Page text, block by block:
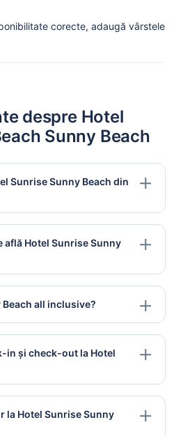
corecte, adaugă vârstele
despre Hotel
Sunny Beach
Sunrise Sunny Beach din
află Hotel Sunrise Sunny
all inclusive?
in și check-out la Hotel
la Hotel Sunrise Sunny